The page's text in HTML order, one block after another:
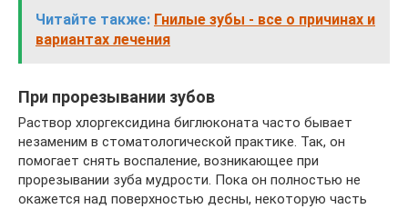
Читайте также: Гнилые зубы - все о причинах и
вариантах лечения
При прорезывании зубов
Раствор хлоргексидина биглюконата часто бывает
незаменим в стоматологической практике. Так, он
помогает снять воспаление, возникающее при
прорезывании зуба мудрости. Пока он полностью не
окажется над поверхностью десны, некоторую часть